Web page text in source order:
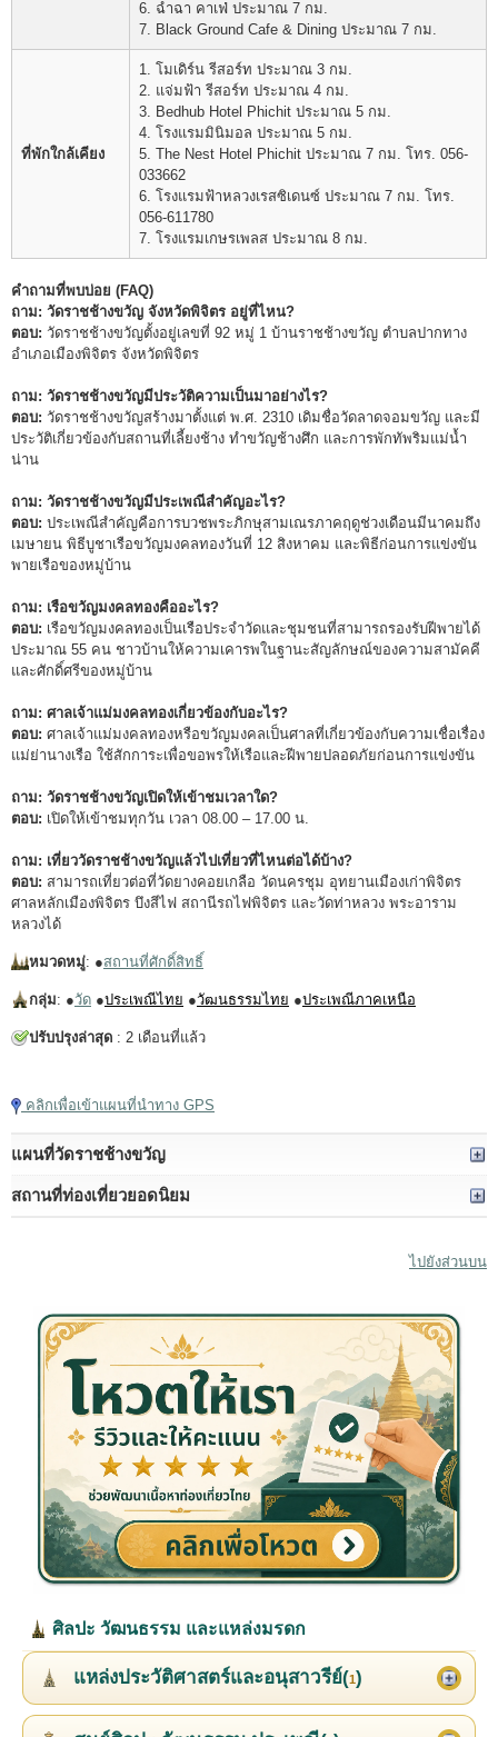
6. ฉำฉา คาเฟ่ ประมาณ 7 กม.
7. Black Ground Cafe & Dining ประมาณ 7 กม.
ที่พักใกล้เคียง
1. โมเดิร์น รีสอร์ท ประมาณ 3 กม.
2. แจ่มฟ้า รีสอร์ท ประมาณ 4 กม.
3. Bedhub Hotel Phichit ประมาณ 5 กม.
4. โรงแรมมินิมอล ประมาณ 5 กม.
5. The Nest Hotel Phichit ประมาณ 7 กม. โทร. 056-
033662
6. โรงแรมฟ้าหลวงเรสซิเดนซ์ ประมาณ 7 กม. โทร.
056-611780
7. โรงแรมเกษรเพลส ประมาณ 8 กม.
คำถามที่พบบ่อย (FAQ)
ถาม: วัดราชช้างขวัญ จังหวัดพิจิตร อยู่ที่ไหน?
ตอบ: วัดราชช้างขวัญตั้งอยู่เลขที่ 92 หมู่ 1 บ้านราชช้างขวัญ ตำบลปากทาง
อำเภอเมืองพิจิตร จังหวัดพิจิตร
ถาม: วัดราชช้างขวัญมีประวัติความเป็นมาอย่างไร?
ตอบ: วัดราชช้างขวัญสร้างมาตั้งแต่ พ.ศ. 2310 เดิมชื่อวัดลาดจอมขวัญ และมี
ประวัติเกี่ยวข้องกับสถานที่เลี้ยงช้าง ทำขวัญช้างศึก และการพักทัพริมแม่น้ำ
น่าน
ถาม: วัดราชช้างขวัญมีประเพณีสำคัญอะไร?
ตอบ: ประเพณีสำคัญคือการบวชพระภิกษุสามเณรภาคฤดูช่วงเดือนมีนาคมถึง
เมษายน พิธีบูชาเรือขวัญมงคลทองวันที่ 12 สิงหาคม และพิธีก่อนการแข่งขัน
พายเรือของหมู่บ้าน
ถาม: เรือขวัญมงคลทองคืออะไร?
ตอบ: เรือขวัญมงคลทองเป็นเรือประจำวัดและชุมชนที่สามารถรองรับฝีพายได้
ประมาณ 55 คน ชาวบ้านให้ความเคารพในฐานะสัญลักษณ์ของความสามัคคี
และศักดิ์ศรีของหมู่บ้าน
ถาม: ศาลเจ้าแม่มงคลทองเกี่ยวข้องกับอะไร?
ตอบ: ศาลเจ้าแม่มงคลทองหรือขวัญมงคลเป็นศาลที่เกี่ยวข้องกับความเชื่อเรื่อง
แม่ย่านางเรือ ใช้สักการะเพื่อขอพรให้เรือและฝีพายปลอดภัยก่อนการแข่งขัน
ถาม: วัดราชช้างขวัญเปิดให้เข้าชมเวลาใด?
ตอบ: เปิดให้เข้าชมทุกวัน เวลา 08.00 – 17.00 น.
ถาม: เที่ยววัดราชช้างขวัญแล้วไปเที่ยวที่ไหนต่อได้บ้าง?
ตอบ: สามารถเที่ยวต่อที่วัดยางคอยเกลือ วัดนครชุม อุทยานเมืองเก่าพิจิตร
ศาลหลักเมืองพิจิตร บึงสีไฟ สถานีรถไฟพิจิตร และวัดท่าหลวง พระอาราม
หลวงได้
หมวดหมู่: ●สถานที่ศักดิ์สิทธิ์
กลุ่ม: ●วัด ●ประเพณีไทย ●วัฒนธรรมไทย ●ประเพณีภาคเหนือ
ปรับปรุงล่าสุด : 2 เดือนที่แล้ว
คลิกเพื่อเข้าแผนที่นำทาง GPS
แผนที่วัดราชช้างขวัญ
สถานที่ท่องเที่ยวยอดนิยม
ไปยังส่วนบน
ศิลปะ วัฒนธรรม และแหล่งมรดก
แหล่งประวัติศาสตร์และอนุสาวรีย์(1)